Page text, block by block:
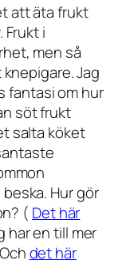
att äta frukt
i
men så
Jag
fantasi om hur
söt frukt
salta köket
Hur gör
( Det här
har en till mer
det här